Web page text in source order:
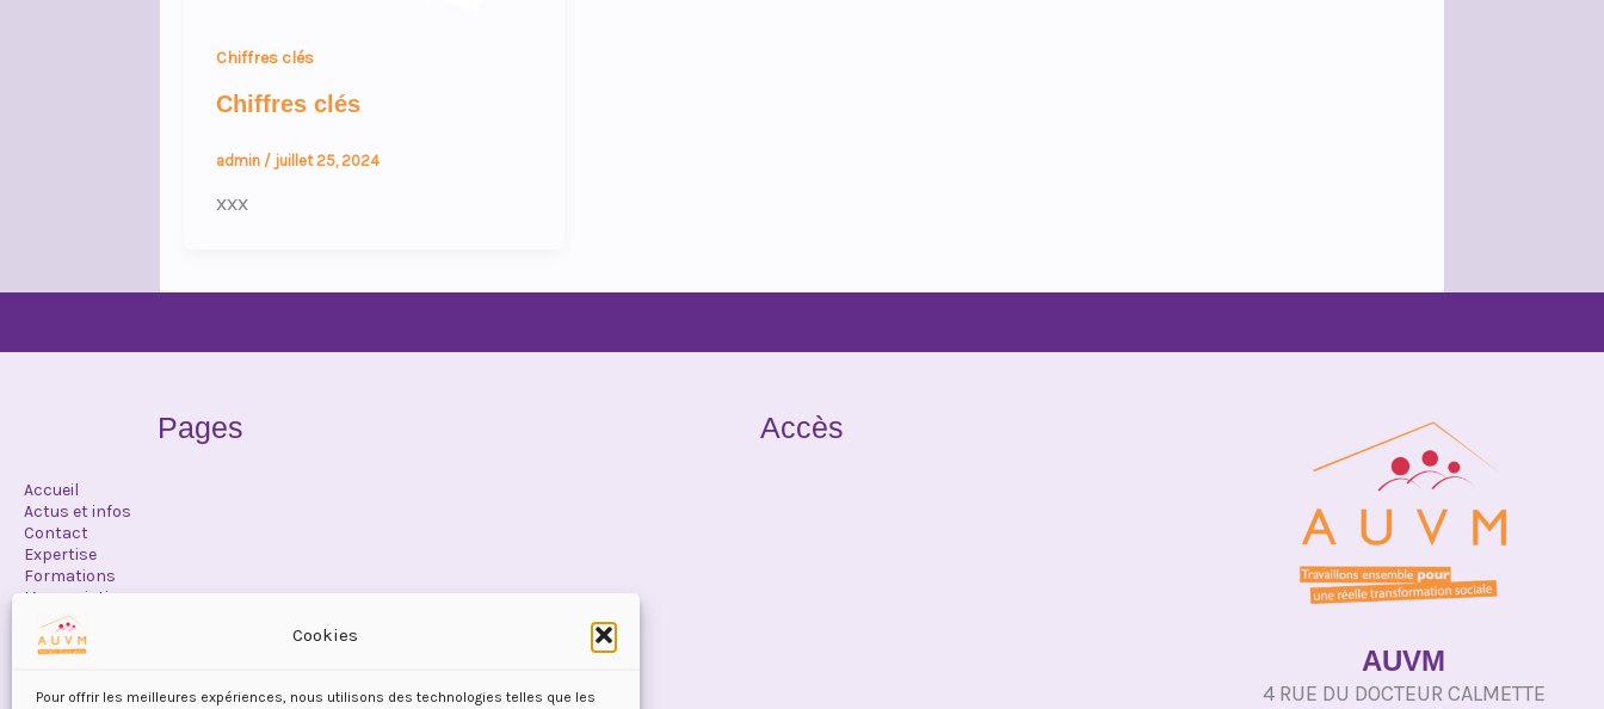
Cookies
Pour offrir les meilleures expériences, nous utilisons des technologies telles que les
Chiffres clés
Chiffres clés
admin / juillet 25, 2024
xxx
Pages
Accueil
Actus et infos
Contact
Expertise
Formations
L’association
Maintenance
Offres emplois
Organisation
Accès
AUVM
4 RUE DU DOCTEUR CALMETTE